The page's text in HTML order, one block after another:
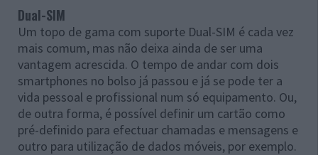
Dual-SIM
Um topo de gama com suporte Dual-SIM é cada vez
mais comum, mas não deixa ainda de ser uma
vantagem acrescida. O tempo de andar com dois
smartphones no bolso já passou e já se pode ter a
vida pessoal e profissional num só equipamento. Ou,
de outra forma, é possível definir um cartão como
pré-definido para efectuar chamadas e mensagens e
outro para utilização de dados móveis, por exemplo.